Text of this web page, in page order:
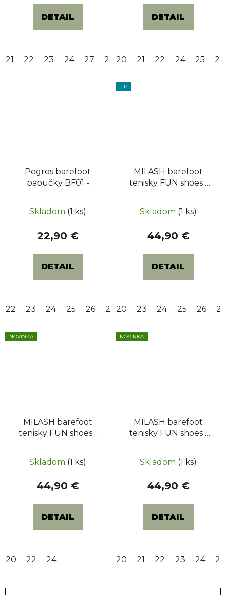
z
DETAIL
21 22 23 24 27 28 29 32
DETAIL
20 21 22 24 25 26
Pegres barefoot
papučky BF01 -
Skladom (1 ks)
22,90 €
DETAIL
22 23 24 25 26 28 31 32
TIP
MILASH barefoot
tenisky FUN shoes -
Skladom (1 ks)
44,90 €
DETAIL
20 23 24 25 26 27
NOVINKA
MILASH barefoot
tenisky FUN shoes -
Skladom (1 ks)
44,90 €
DETAIL
20 22 24
NOVINKA
MILASH barefoot
tenisky FUN shoes -
Skladom (1 ks)
44,90 €
DETAIL
20 21 22 23 24 27